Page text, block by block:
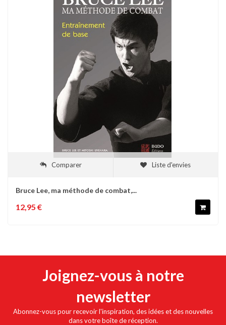
Comparer Liste d'envies
Bruce Lee, ma méthode de combat,...
12,95 €
Joignez-vous à notre
newsletter
Abonnez-vous pour recevoir l'inspiration, des idées et des nouvelles
dans votre boîte de réception.